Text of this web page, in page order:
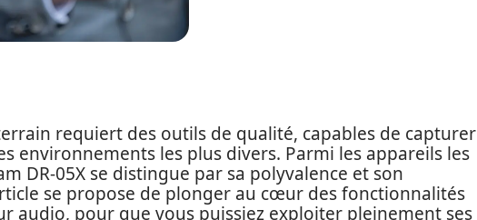
requiert des outils de qualité, capables de capturer
environnements les plus divers. Parmi les appareils les
DR-05X se distingue par sa polyvalence et son
se propose de plonger au cœur des fonctionnalités
audio, pour que vous puissiez exploiter pleinement ses